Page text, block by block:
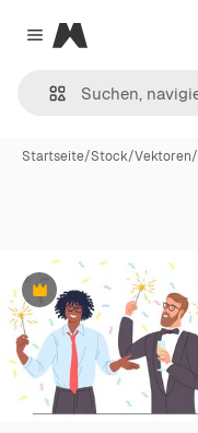
Close menu
Magnific
Startseite/Stock/Vektoren/
Premium